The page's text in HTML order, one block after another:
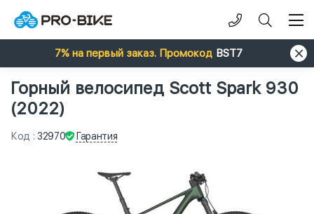
7% на первый заказ. Промокод BST7
Горный велосипед Scott Spark 930
(2022)
Код : 32970 Гарантия